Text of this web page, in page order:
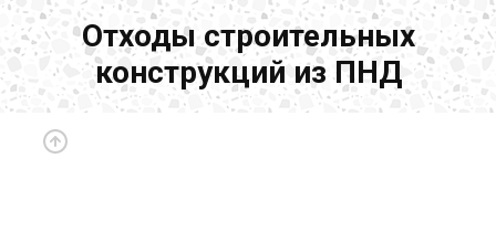
Отходы строительных
конструкций из ПНД